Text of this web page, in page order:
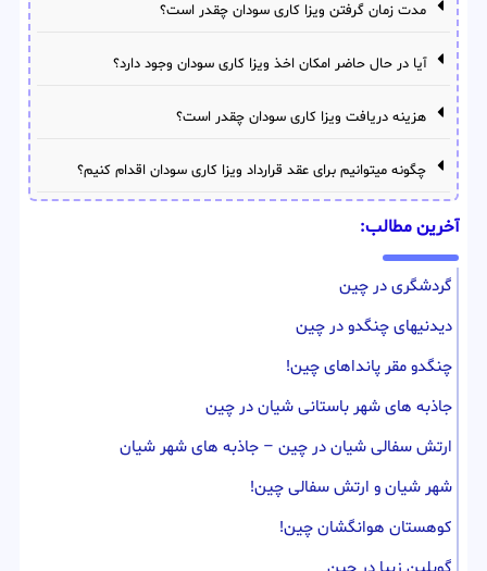
مدت زمان گرفتن ویزا کاری سودان چقدر است؟
آیا در حال حاضر امکان اخذ ویزا کاری سودان وجود دارد؟
هزینه دریافت ویزا کاری سودان چقدر است؟
چگونه میتوانیم برای عقد قرارداد ویزا کاری سودان اقدام کنیم؟
آخرین مطالب:
گردشگری در چین
دیدنیهای چنگدو در چین
چنگدو مقر پانداهای چین!
جاذبه های شهر باستانی شیان در چین
ارتش سفالی شیان در چین – جاذبه های شهر شیان
شهر شیان و ارتش سفالی چین!
کوهستان هوانگشان چین!